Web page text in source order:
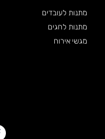
מתנות לעובדים
מתנות לחגים
מגשי אירוח